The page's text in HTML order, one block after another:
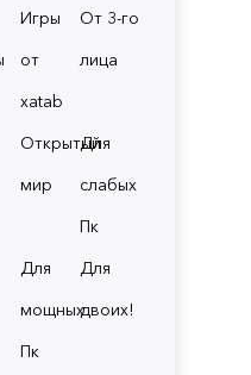
Игры
от
xatab
От 3-го
лица
Открытый
мир
Для
слабых
Пк
Для
мощных
Пк
Для
двоих!